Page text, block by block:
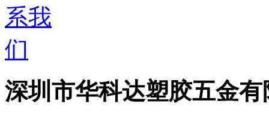
深圳市华科达塑胶五金有